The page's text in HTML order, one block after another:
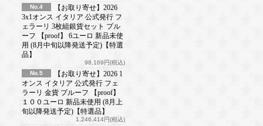
No.4
【お取り寄せ】2026
3x1オンス イタリア 公式発行 フ
ェラーリ 3枚組銀貨セット プル
ーフ 【proof】 6ユーロ 新品未使
用 (8月中旬以降発送予定)【特選
品】
98,169円(税込)
No.5
【お取り寄せ】2026 1
オンス イタリア 公式発行 フェ
ラーリ 金貨 プルーフ 【proof】
１００ユーロ 新品未使用 (8月上
旬以降発送予定)【特選品】
1,246,414円(税込)